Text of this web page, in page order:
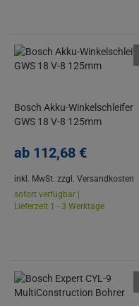
Bosch Akku-Winkelschleifer
GWS 18 V-8 125mm
ab 112,68 €
inkl. MwSt. zzgl. Versandkosten
sofort verfügbar |
Lieferzeit 1 - 3 Werktage